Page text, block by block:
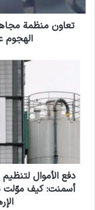
خلال جهود مركز
الفرصة
الحرب، ولعب
هذا الفيلم
تعاون منظمة
الهجوم
دفع الأموال
أسمنت: كيف موّلت